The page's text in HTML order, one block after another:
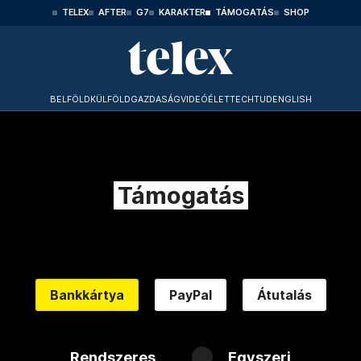
TELEX AFTER G7 KARAKTER TÁMOGATÁS SHOP
BELFÖLDKÜLFÖLDGAZDASÁGVIDEÓÉLETTECHTUDENGLISH
Támogatás
Bankkártya PayPal Átutalás
Rendszeres Egyszeri